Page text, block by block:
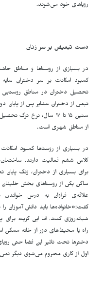
رویاهای خود می‌شوند.
دست تبعیض بر سر زنان
در بسیازی از روستاها و مناطق
کمبود امکانات بر سر دختران
تحصیل دختران در مناطق روستایی
نیمی از دختران عشایر پس از پایان
سنین ۱۵ تا ۱۷ سال، نرخ
از مناطق شهری است.
در بسیاری از روستاها کمبود
کلاس ششم فعالیت دارند.
برای بسیاری از دختران، زنگ
ساکن یکی از روستاهای بخش خلیفان
علاقه‌ی فراوان به درس خواندن
گفت:«خانواده‌ها باید دانش آموزان
شبانه‌روزی کنند. اما این گزینه
راه یا محیط‌های دور از خانه
دخترها تحت تاثیر این فضا حتی
اول از کاری محروم می‌شوی دیگر